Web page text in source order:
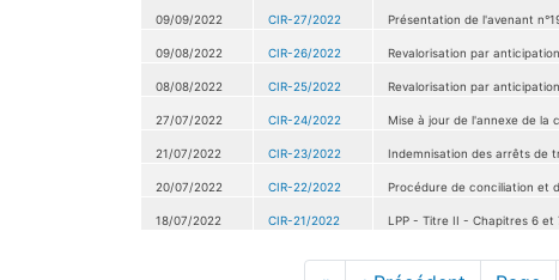
09/09/2022 CIR-27/2022 Présentation de l'avenant
09/08/2022 CIR-26/2022 Revalorisation par
08/08/2022 CIR-25/2022 Revalorisation par
27/07/2022 CIR-24/2022 Mise à jour de l'annexe de la
21/07/2022 CIR-23/2022 Indemnisation des arrêts de
20/07/2022 CIR-22/2022 Procédure de conciliation et
18/07/2022 CIR-21/2022 LPP - Titre II - Chapitres 6 et